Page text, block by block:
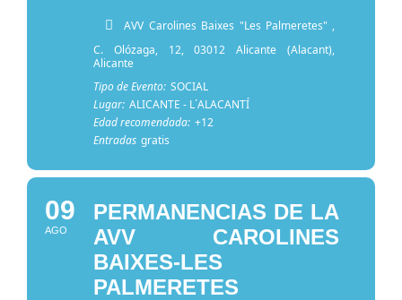
AVV Carolines Baixes "Les Palmeretes" ,
C. Olózaga, 12, 03012 Alicante (Alacant),
Alicante
Tipo de Evento: SOCIAL
Lugar: ALICANTE - L´ALACANTÍ
Edad recomendada: +12
Entradas gratis
09
AGO
PERMANENCIAS DE LA
AVV CAROLINES
BAIXES-LES
PALMERETES